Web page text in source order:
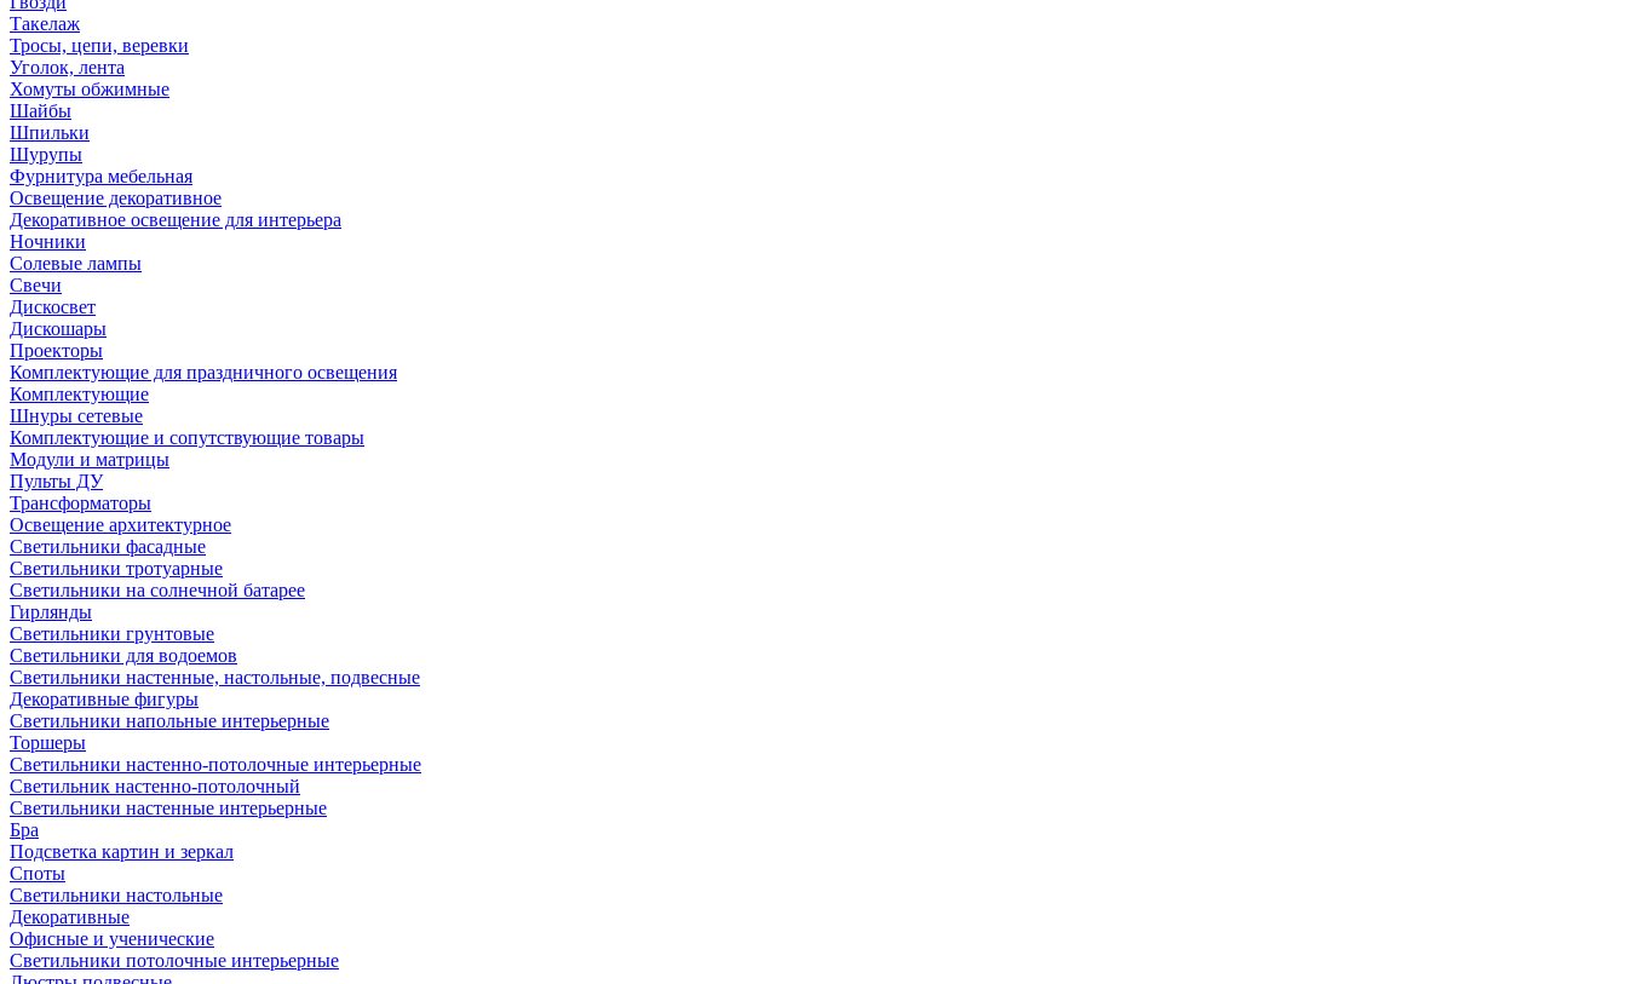
Такелаж
Тросы, цепи, веревки
Уголок, лента
Хомуты обжимные
Шайбы
Шпильки
Шурупы
Фурнитура мебельная
Освещение декоративное
Декоративное освещение для интерьера
Ночники
Солевые лампы
Свечи
Дискосвет
Дискошары
Проекторы
Комплектующие для праздничного освещения
Комплектующие
Шнуры сетевые
Комплектующие и сопутствующие товары
Модули и матрицы
Пульты ДУ
Трансформаторы
Освещение архитектурное
Светильники фасадные
Светильники тротуарные
Светильники на солнечной батарее
Гирлянды
Светильники грунтовые
Светильники для водоемов
Светильники настенные, настольные, подвесные
Декоративные фигуры
Светильники напольные интерьерные
Торшеры
Светильники настенно-потолочные интерьерные
Светильник настенно-потолочный
Светильники настенные интерьерные
Бра
Подсветка картин и зеркал
Споты
Светильники настольные
Декоративные
Офисные и ученические
Светильники потолочные интерьерные